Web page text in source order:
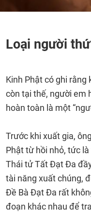
Loại người
Kinh Phật có ghi rằng
còn tại thế, người em
hoàn toàn là một
Trước khi xuất gia,
Phật từ hồi nhỏ, tức
Thái tử Tất Đạt Đa
tài năng xuất chúng,
Đề Bà Đạt Đa rất
đoạn khác nhau để